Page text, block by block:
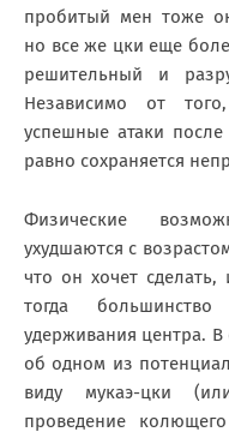
пробитый мен тоже
но все же цки еще
решительный и
Независимо от
успешные атаки
равно сохраняется
Физические
ухудшаются с
что он хочет
тогда
удерживания центра. В
об одном из
виду мукаэ-цки
проведение